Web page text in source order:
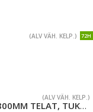
72H
(ALV VÄH. KELP.)
(ALV VÄH. KELP.)
Hitachi ZX210LC-3 800MM TELAT, TUKISUKSET